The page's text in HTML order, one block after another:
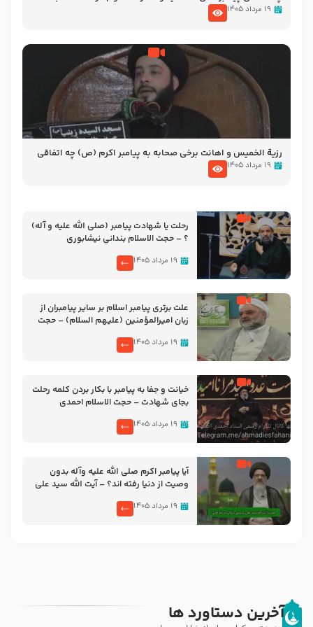
الاسلام شیخ حسین یوسفی
۱۹ مرداد ۱۴۰۵
رزیة الخمیس و اهانت برخی صحابه به پیامبر اکرم (ص) چه اتفاقی
رخ داد که پیامبر رحمت ، صحابه را بیرون انداختند ؟!!!!! – سید محمد
۱۹ مرداد ۱۴۰۵
رحلت یا شهادت پیامبر (صلی الله علیه و آله)
؟ – حجت الاسلام بندانی نیشابوری
۱۹ مرداد ۱۴۰۵
علت برتری پیامبر اسلام بر سایر پیامبران از
زبان امیرالمؤمنین (علیهم السلام) – حجت
۱۹ مرداد ۱۴۰۵
خیانت و جفا به پیامبر با بکار بردن کلمه رحلت
بجای شهادت – حجت الاسلام احمدی
۱۹ مرداد ۱۴۰۵
آیا پیامبر اکرم صلی الله علیه وآله بدون
وصیت از دنیا رفته ‌اند؟ – آیت الله سید علی
۱۹ مرداد ۱۴۰۵
آخرین دستاورد ها